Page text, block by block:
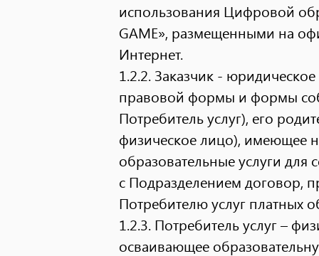
использования Цифровой
GAME», размещенными на
Интернет.
1.2.2. Заказчик -
правовой формы и формы
Потребитель услуг), его
физическое лицо), имеющее
образовательные услуги
с Подразделением договор,
Потребителю услуг платных
1.2.3. Потребитель услуг –
осваивающее